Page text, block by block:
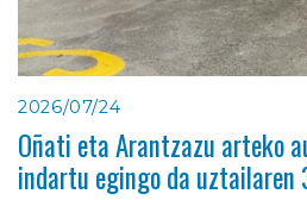
2026/07/24
Oñati eta Arantzazu arteko
indartu egingo da uztailaren